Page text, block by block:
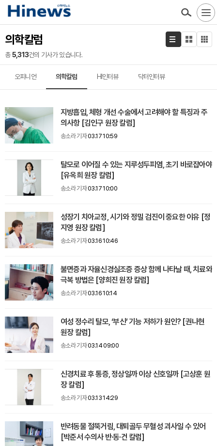
의학칼럼
총5,313건의 기사가 있습니다.
오피니언 의학칼럼 HI인터뷰 닥터인터뷰
지방흡입, 체형 개선 수술에서 고려해야 할 특징과 주
의사항 [김인구 원장 칼럼]
송소라 기자03.17 10:59
탈모로 이어질 수 있는 지루성두피염, 초기 바로잡아야
[유옥희 원장 칼럼]
송소라 기자03.17 10:00
성장기 치아교정, 시기와 정밀 검진이 중요한 이유 [정
지영 원장 칼럼]
송소라 기자03.16 10:46
불면증과 자율신경실조증 증상 함께 나타날 때, 치료와
극복 방법은 [양희진 원장 칼럼]
송소라 기자03.16 10:14
여성 정수리 탈모, ‘부신’ 기능 저하가 원인? [권나현
원장 칼럼]
송소라 기자03.14 09:00
신경치료 후 통증, 정상일까 이상 신호일까 [고상훈 원
장 칼럼]
송소라 기자03.13 14:29
반려동물 절뚝거림, 대퇴골두 무혈성 괴사일 수 있어
[박준서 수의사 반·동·건 칼럼]